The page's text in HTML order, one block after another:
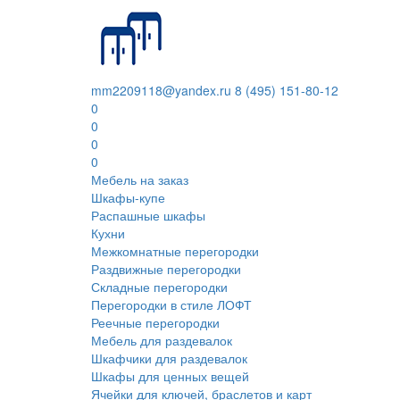
mm2209118@yandex.ru 8 (495) 151-80-12
0
0
0
0
Мебель на заказ
Шкафы-купе
Распашные шкафы
Кухни
Межкомнатные перегородки
Раздвижные перегородки
Складные перегородки
Перегородки в стиле ЛОФТ
Реечные перегородки
Мебель для раздевалок
Шкафчики для раздевалок
Шкафы для ценных вещей
Ячейки для ключей, браслетов и карт